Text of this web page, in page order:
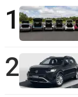
1
2